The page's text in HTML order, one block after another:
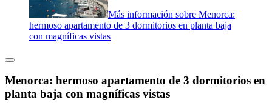
Más información sobre Menorca:
hermoso apartamento de 3 dormitorios en planta baja
con magníficas vistas
Menorca: hermoso apartamento de 3 dormitorios en
planta baja con magníficas vistas